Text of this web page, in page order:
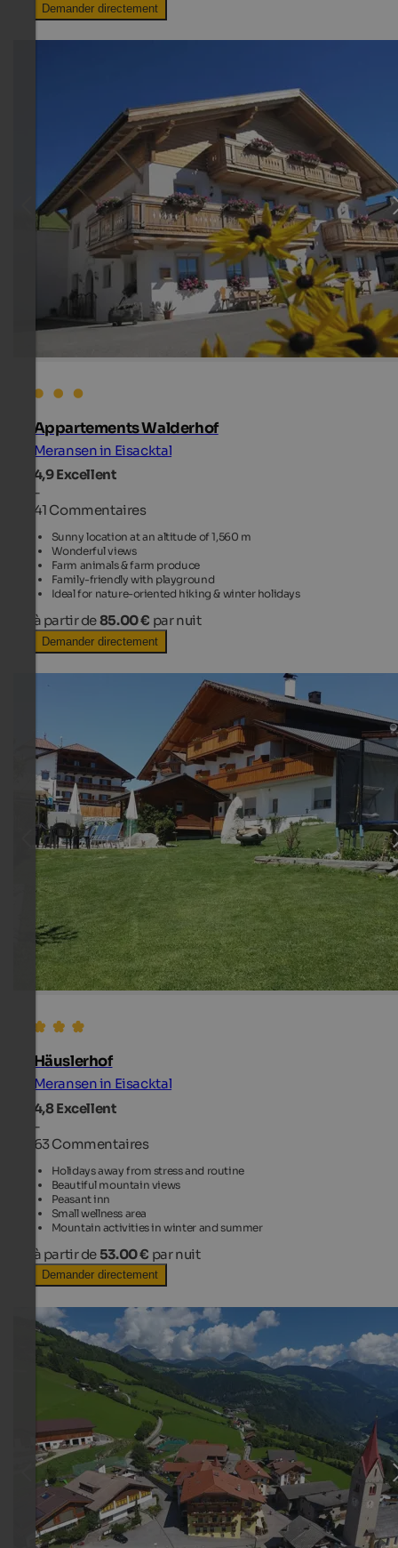
Demander directement
Appartements Walderhof
Meransen in Eisacktal
4,9Excellent
-
41 Commentaires
Sunny location at an altitude of 1,560 m
Wonderful views
Farm animals & farm produce
Family-friendly with playground
Ideal for nature-oriented hiking & winter holidays
à partir de85.00 € par nuit
Demander directement
Häuslerhof
Meransen in Eisacktal
4,8Excellent
-
63 Commentaires
Holidays away from stress and routine
Beautiful mountain views
Peasant inn
Small wellness area
Mountain activities in winter and summer
à partir de 53.00 € par nuit
Demander directement